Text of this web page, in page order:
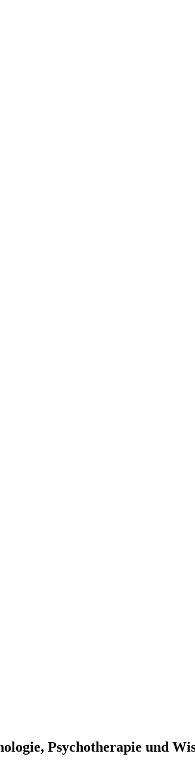
Psychotherapie und